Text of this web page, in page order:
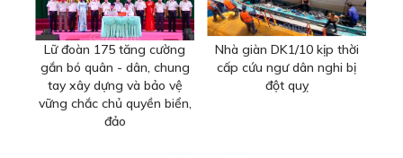
Lữ đoàn 175 tăng cường
gắn bó quân - dân, chung
tay xây dựng và bảo vệ
vững chắc chủ quyền biển,
đảo
Nhà giàn DK1/10 kịp thời
cấp cứu ngư dân nghi bị
đột quỵ